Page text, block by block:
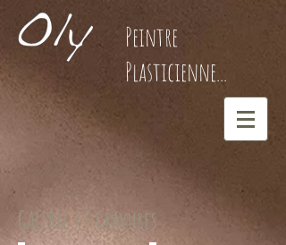
Peintre
Plasticienne...
GALERIE// Gravures